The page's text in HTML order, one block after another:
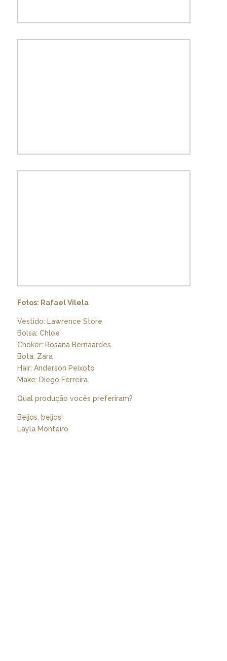
Fotos: Rafael Vilela
Vestido: Lawrence Store
Bolsa: Chloe
Choker: Rosana Bernaardes
Bota: Zara
Hair: Anderson Peixoto
Make: Diego Ferreira
Qual produção vocês preferiram?
Beijos, beijos!
Layla Monteiro